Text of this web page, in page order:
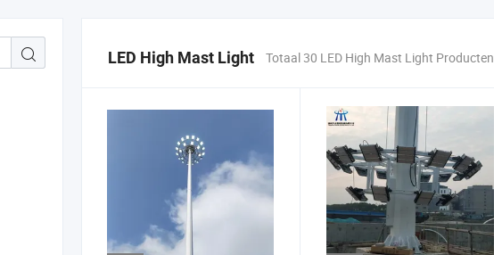
LED High Mast Light Totaal 30 LED High Mast Light Producten